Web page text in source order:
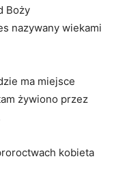
Boży
nazywany wiekami
ma miejsce
żywiono przez
kobieta